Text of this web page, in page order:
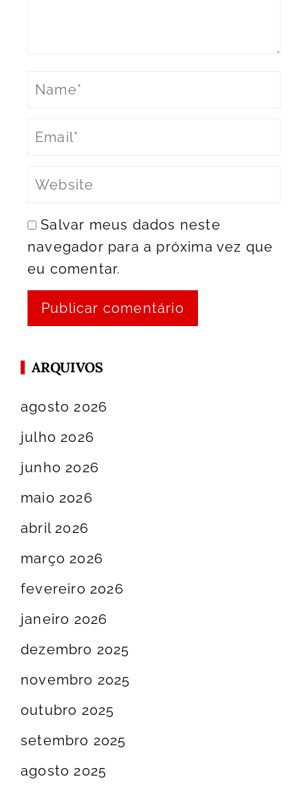
Salvar meus dados neste
navegador para a próxima vez que
eu comentar.
ARQUIVOS
agosto 2026
julho 2026
junho 2026
maio 2026
abril 2026
março 2026
fevereiro 2026
janeiro 2026
dezembro 2025
novembro 2025
outubro 2025
setembro 2025
agosto 2025